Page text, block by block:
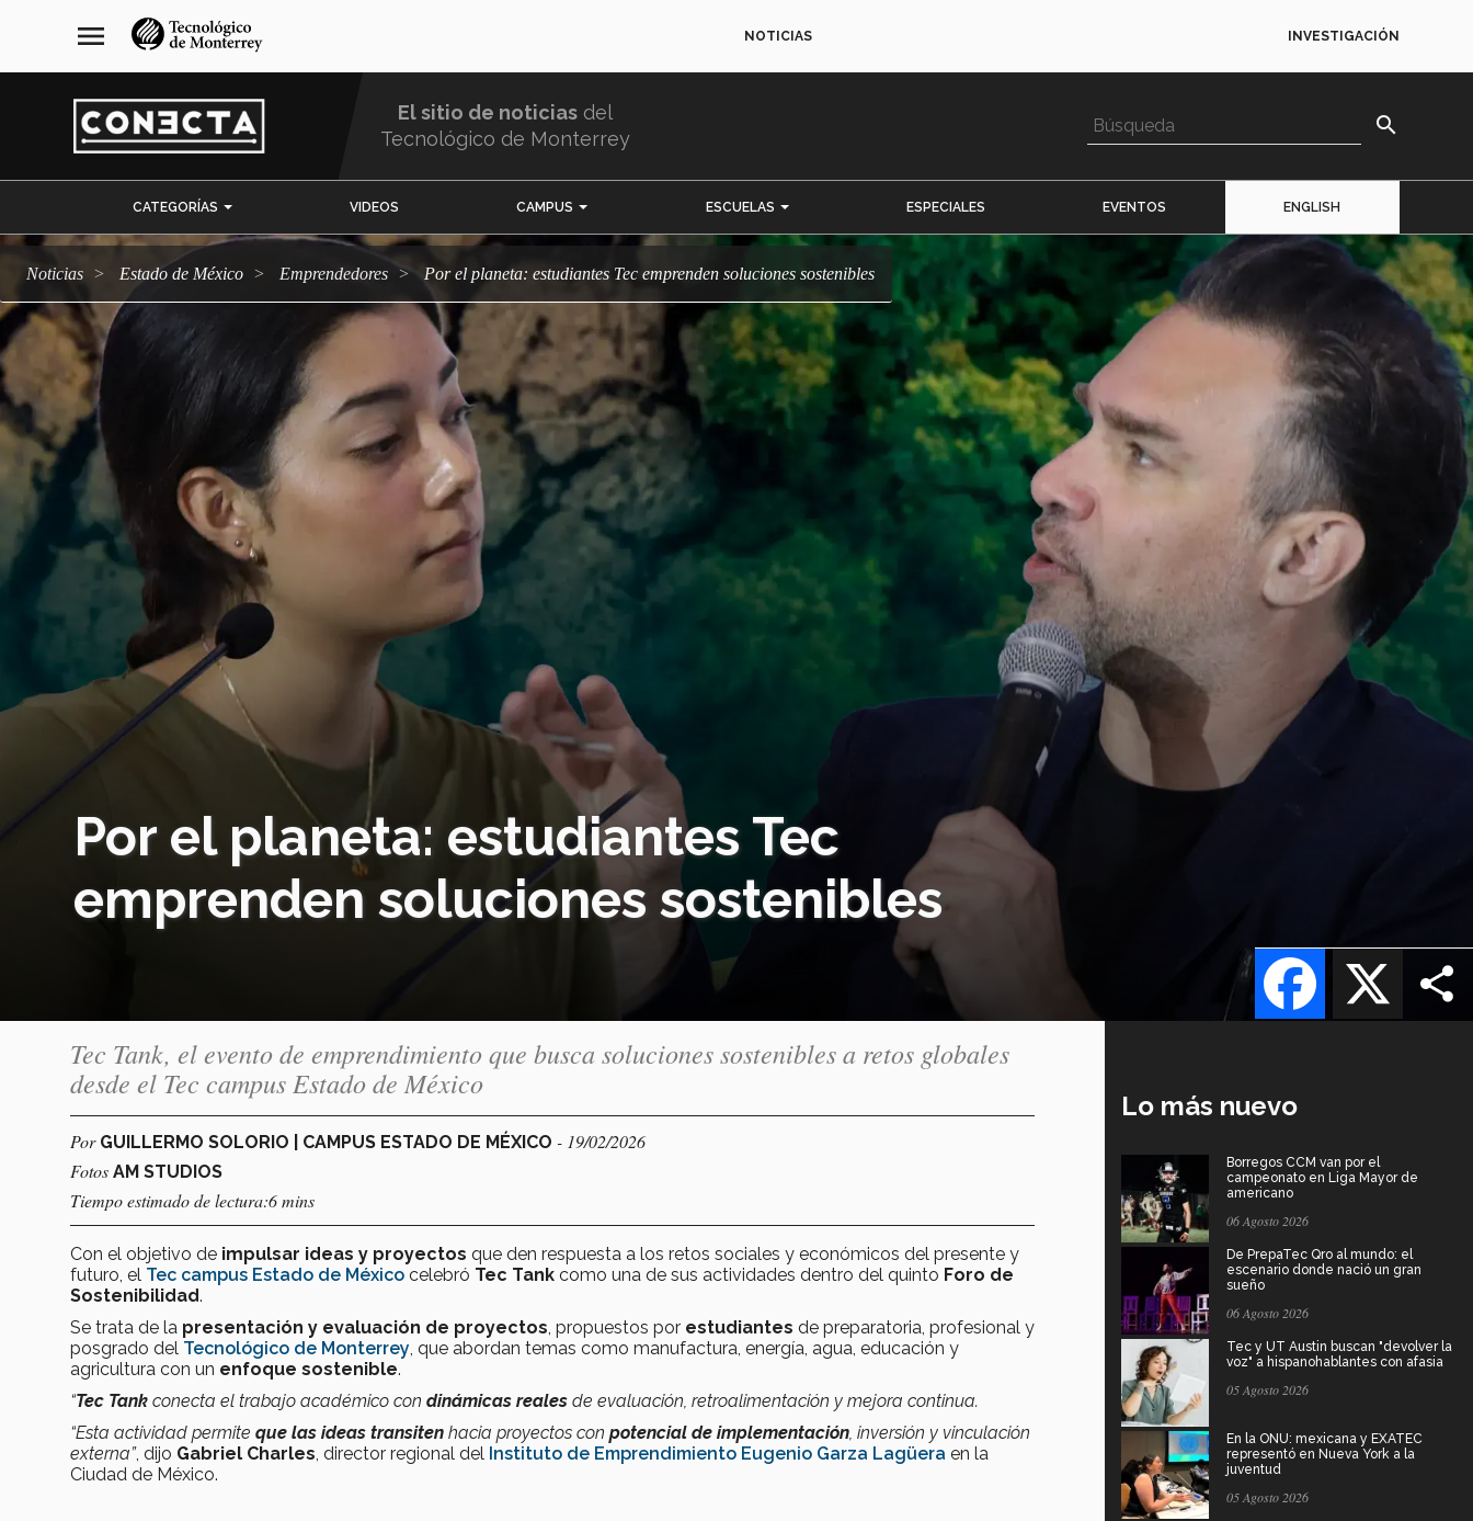
navegación
principal
menu NOTICIAS INVESTIGACIÓN
El sitio de noticias del
Tecnológico de Monterrey
search
CATEGORÍAS VIDEOS CAMPUS ESCUELAS ESPECIALES EVENTOS ENGLISH
Noticias Estado de México emprendedores Por el planeta: estudiantes Tec emprenden soluciones sostenibles
Por el planeta: estudiantes Tec
emprenden soluciones sostenibles
X
Facebook
Tec Tank, el evento de emprendimiento que busca soluciones sostenibles a retos globales
desde el Tec campus Estado de México
Por GUILLERMO SOLORIO | CAMPUS ESTADO DE MÉXICO - 19/02/2026
Fotos AM STUDIOS
Tiempo estimado de lectura:6 mins
Con el objetivo de impulsar ideas y proyectos que den respuesta a los retos sociales y económicos del presente y
futuro, el Tec campus Estado de México celebró Tec Tank como una de sus actividades dentro del quinto Foro de
Sostenibilidad.
Se trata de la presentación y evaluación de proyectos , propuestos por estudiantes de preparatoria, profesional y
posgrado del Tecnológico de Monterrey , que abordan temas como manufactura, energía, agua, educación y
agricultura con un enfoque sostenible.
“Tec Tank conecta el trabajo académico con dinámicas reales de evaluación, retroalimentación y mejora continua.
“Esta actividad permite que las ideas transiten hacia proyectos con potencial de implementación , inversión y vinculación
externa”, dijo Gabriel Charles , director regional del Instituto de Emprendimiento Eugenio Garza Lagüera en la
Ciudad de México.
Lo más nuevo
Borregos CCM van por el
campeonato en Liga Mayor de
americano
06 Agosto 2026
De PrepaTec Qro al mundo: el
escenario donde nació un gran
sueño
06 Agosto 2026
Tec y UT Austin buscan "devolver la
voz" a hispanohablantes con afasia
05 Agosto 2026
En la ONU: mexicana y EXATEC
representó en Nueva York a la
juventud
05 Agosto 2026